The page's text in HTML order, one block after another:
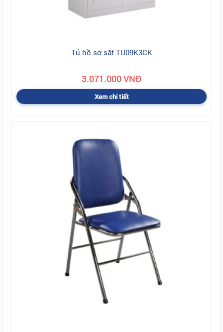
Tủ hồ sơ sắt TU09K3CK
3.071.000 VNĐ
Xem chi tiết